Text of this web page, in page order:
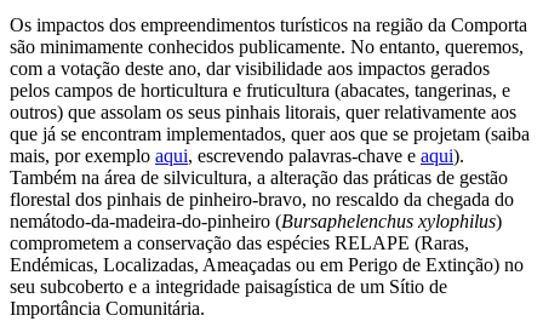
Os impactos dos empreendimentos turísticos na região da Comporta
são minimamente conhecidos publicamente. No entanto, queremos,
com a votação deste ano, dar visibilidade aos impactos gerados
pelos campos de horticultura e fruticultura (abacates, tangerinas, e
outros) que assolam os seus pinhais litorais, quer relativamente aos
que já se encontram implementados, quer aos que se projetam (saiba
mais, por exemplo aqui, escrevendo palavras-chave e aqui).
Também na área de silvicultura, a alteração das práticas de gestão
florestal dos pinhais de pinheiro-bravo, no rescaldo da chegada do
nemátodo-da-madeira-do-pinheiro (Bursaphelenchus xylophilus)
comprometem a conservação das espécies RELAPE (Raras,
Endémicas, Localizadas, Ameaçadas ou em Perigo de Extinção) no
seu subcoberto e a integridade paisagística de um Sítio de
Importância Comunitária.